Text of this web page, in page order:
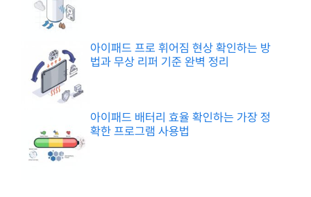
아이패드 프로 휘어짐 현상 확인하는 방
법과 무상 리퍼 기준 완벽 정리
아이패드 배터리 효율 확인하는 가장 정
확한 프로그램 사용법